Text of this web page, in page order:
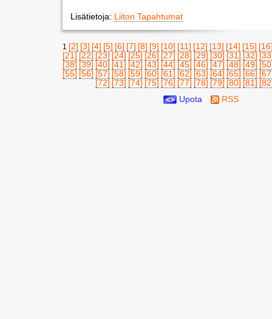
Lisätietoja: Liiton Tapahtumat
1 [2] [3] [4] [5] [6] [7] [8] [9] [10] [11] [12] [13] [14] [15]
[21] [22] [23] [24] [25] [26] [27] [28] [29] [30] [31] [32]
[38] [39] [40] [41] [42] [43] [44] [45] [46] [47] [48] [49]
[55] [56] [57] [58] [59] [60] [61] [62] [63] [64] [65] [66]
[72] [73] [74] [75] [76] [77] [78] [79] [80] [81]
Upota
RSS